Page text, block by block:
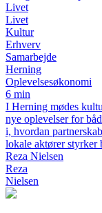
Livet
Livet
Kultur
Erhverv
Samarbejde
Herning
Oplevelsesøkonomi
6 min
I Herning mødes
nye oplevelser for
i, hvordan
lokale aktører styrker
Reza Nielsen
Reza
Nielsen